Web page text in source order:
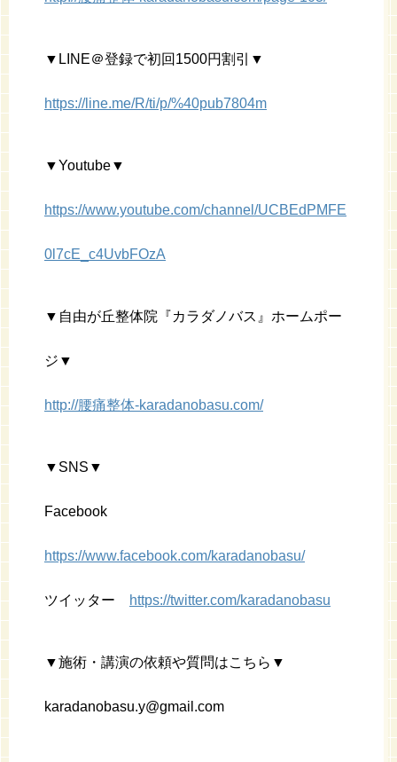
▼LINE＠登録で初回1500円割引▼
https://line.me/R/ti/p/%40pub7804m
▼Youtube▼
https://www.youtube.com/channel/UCBEdPMFE
0l7cE_c4UvbFOzA
▼自由が丘整体院『カラダノバス』ホームポー
ジ▼
http://腰痛整体-karadanobasu.com/
▼SNS▼
Facebook
https://www.facebook.com/karadanobasu/
ツイッター https://twitter.com/karadanobasu
▼施術・講演の依頼や質問はこちら▼
karadanobasu.y@gmail.com